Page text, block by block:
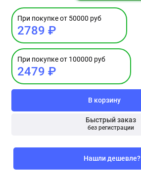
При покупке от 50000 руб
2789 ₽
При покупке от 100000 руб
2479 ₽
В корзину
Быстрый заказ
без регистрации
Нашли дешевле?